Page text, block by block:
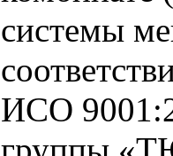
системы
ИСО